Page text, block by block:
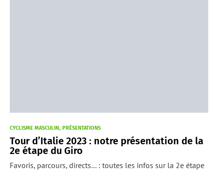
CYCLISME MASCULIN PRÉSENTATIONS
Tour d’Italie 2023 : notre présentation de la
2e étape du Giro
Favoris, parcours, directs… : toutes les infos sur la 2e étape